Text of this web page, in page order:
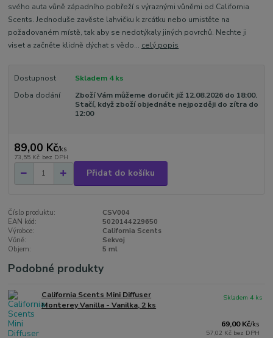
svého auta vůně západního pobřeží s výraznými vůněmi od California
Scents. Jednoduše zavěste lahvičku k zrcátku nebo umistěte na
požadovaném místě, tak aby se nedotýkaly jiných povrchů. Nechte ji
viset a začněte klidně dýchat s vědo... celý popis
Dostupnost
Skladem 4 ks
Doba dodání
Zboží Vám můžeme doručit již 12.08.2026 do 18:00.
Stačí, když zboží objednáte nejpozději do zítra do
12:00
89,00 Kč/ks
73,55 Kč bez DPH
Přidat do košíku
Číslo produktu:
CSV004
EAN kód:
5020144229650
Výrobce:
California Scents
Vůně:
Sekvoj
Objem:
5 ml
Podobné produkty
California Scents Mini Diffuser
Monterey Vanilla - Vanilka, 2 ks
69,00 Kč/ks
57,02 Kč bez DPH
Skladem 4 ks